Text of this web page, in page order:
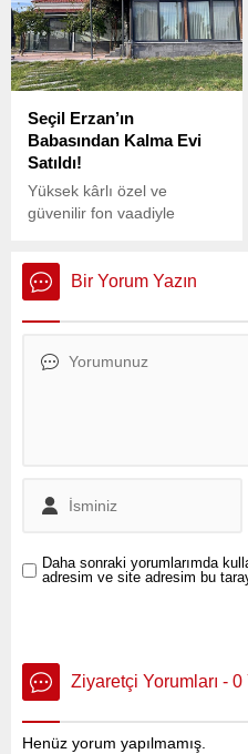
Ekrem İmamoğlu, İBB’ye
yönelik gerçekleştirilen iki
ayrı operasyonun ardından
tutuklanan çalışma
kapsamlı bir açıklama yaptı.
Seçil Erzan’ın
Babasından Kalma Evi
Satıldı!
Yüksek kârlı özel ve
güvenilir fon vaadiyle
dolandırdığı iddia edilen
Seçil Erzan’ın Bozcaada’da
babasından kalma evi
Bir Yorum Yazın
Daha sonraki yorumlarımda
adresim ve site adresim bu
Ziyaretçi Yorumları - 0
Henüz yorum yapılmamış.